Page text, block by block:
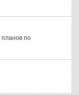
планов по